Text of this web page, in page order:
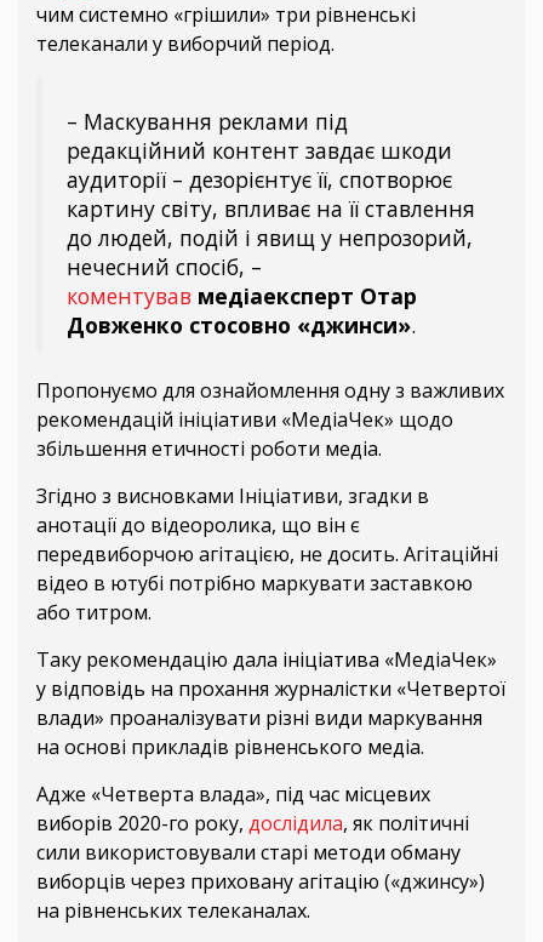
чим системно «грішили» три рівненські
телеканали у виборчий період.
– Маскування реклами під
редакційний контент завдає шкоди
аудиторії – дезорієнтує її, спотворює
картину світу, впливає на її ставлення
до людей, подій і явищ у непрозорий,
нечесний спосіб, –
коментував медіаексперт Отар
Довженко стосовно «джинси».
Пропонуємо для ознайомлення одну з важливих
рекомендацій ініціативи «МедіаЧек» щодо
збільшення етичності роботи медіа.
Згідно з висновками Ініціативи, згадки в
анотації до відеоролика, що він є
передвиборчою агітацією, не досить. Агітаційні
відео в ютубі потрібно маркувати заставкою
або титром.
Таку рекомендацію дала ініціатива «МедіаЧек»
у відповідь на прохання журналістки «Четвертої
влади» проаналізувати різні види маркування
на основі прикладів рівненського медіа.
Адже «Четверта влада», під час місцевих
виборів 2020-го року, дослідила, як політичні
сили використовували старі методи обману
виборців через приховану агітацію («джинсу»)
на рівненських телеканалах.